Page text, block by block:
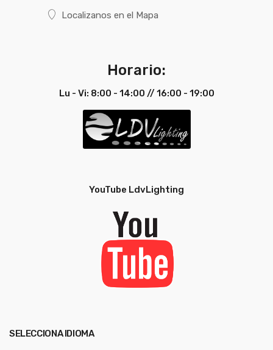
Localizanos en el Mapa
Horario:
Lu - Vi: 8:00 - 14:00 // 16:00 - 19:00
YouTube LdvLighting
SELECCIONA IDIOMA